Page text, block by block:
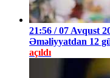
21:56 / 07 Avqust
Əməliyyatdan 12
açıldı